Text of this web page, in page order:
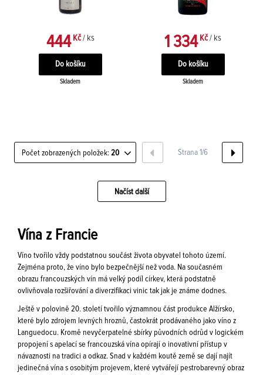
444 Kč / ks
Skladem
1 334 Kč / ks
Skladem
Počet zobrazených položek: 20
Načíst další
Strana 1/6
Vína z Francie
Víno tvořilo vždy podstatnou součást života obyvatel tohoto území.
Zejména proto, že víno bylo bezpečnější než voda. Na současném
obrazu francouzských vín má velký podíl církev, která podstatně
ovlivňovala rozšiřování a diverzifikaci vinic tak jak je známe dodnes.
Ještě v polovině 20. století tvořilo významnou část produkce Alžírsko,
které bylo zdrojem levných hroznů, častokrát prodávaného jako víno z
Languedocu. Kromě nevyčerpatelné sbírky původních odrůd v logickém
propojení s apelací se francouzská vína opírají o inovativní přístup v
návaznosti na tradici a odkaz. Snad v každém koutě země se dají najít
jedinečná vína s osobitým projevem, které vytvářejí pestrobarevný obraz